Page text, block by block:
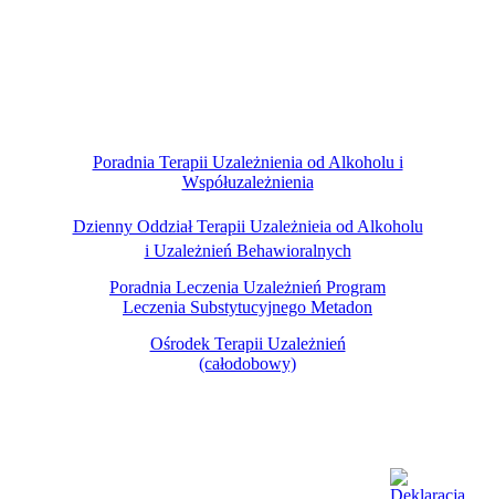
Poradnia Terapii Uzależnienia od Alkoholu i
Współuzależnienia
Dzienny Oddział Terapii Uzależnieia od Alkoholu
i Uzależnień Behawioralnych
Poradnia Leczenia Uzależnień Program
Leczenia Substytucyjnego Metadon
Ośrodek Terapii Uzależnień
(całodobowy)